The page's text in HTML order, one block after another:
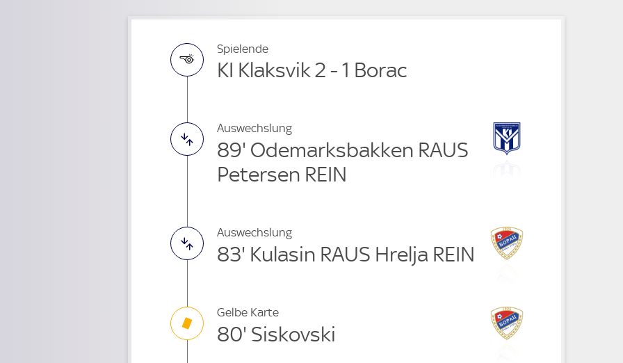
Spielende
KI Klaksvik 2 - 1 Borac
Auswechslung
89' Odemarksbakken RAUS
Petersen REIN
Auswechslung
83' Kulasin RAUS Hrelja REIN
Gelbe Karte
80' Siskovski